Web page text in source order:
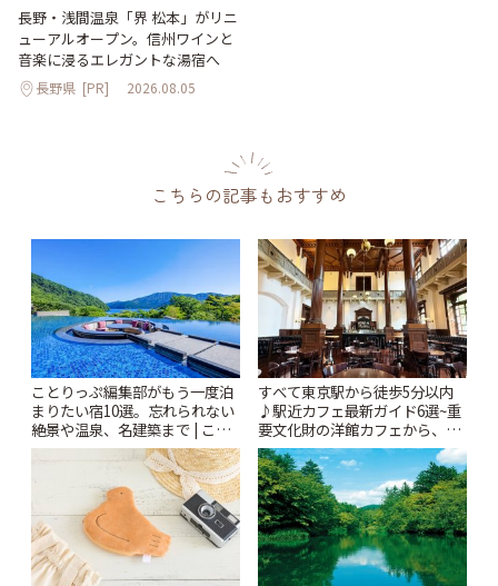
長野・浅間温泉「界 松本」がリニ
ューアルオープン。信州ワインと
音楽に浸るエレガントな湯宿へ
長野県 [PR] 2026.08.05
こちらの記事もおすすめ
ことりっぷ編集部がもう一度泊
まりたい宿10選。忘れられない
絶景や温泉、名建築まで | こと
りっぷ
すべて東京駅から徒歩5分以内
♪駅近カフェ最新ガイド6選~重
要文化財の洋館カフェから、改
札すぐのレトロ喫茶まで~ | こと
りっぷ